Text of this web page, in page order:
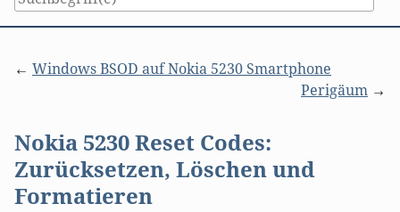
Windows BSOD auf Nokia 5230 Smartphone
Perigäum
Nokia 5230 Reset Codes:
Zurücksetzen, Löschen und
Formatieren